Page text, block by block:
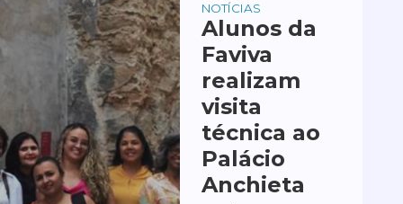
NOTÍCIAS
Alunos da
Faviva
realizam
visita
técnica ao
Palácio
Anchieta